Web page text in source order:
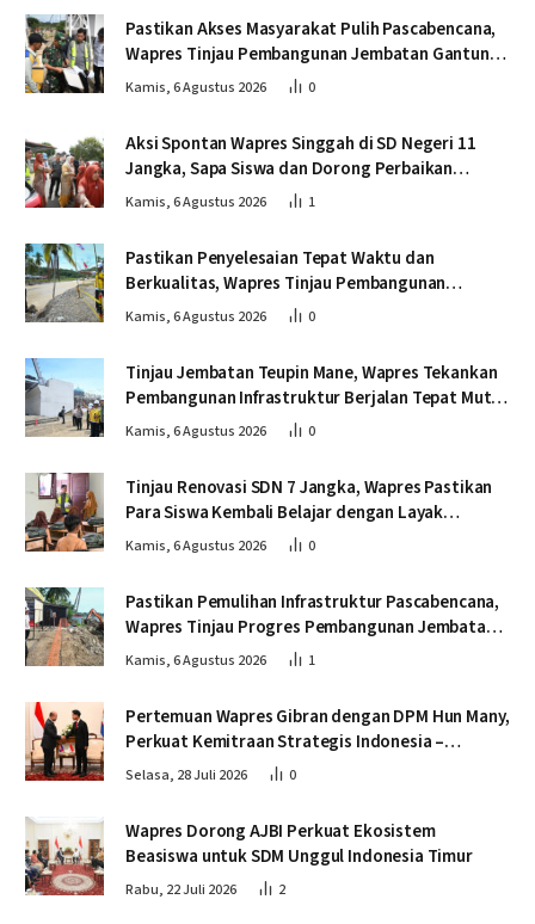
Pastikan Akses Masyarakat Pulih Pascabencana,
Wapres Tinjau Pembangunan Jembatan Gantung
Kendawi
Kamis, 6 Agustus 2026 0
Aksi Spontan Wapres Singgah di SD Negeri 11
Jangka, Sapa Siswa dan Dorong Perbaikan
Sekolah
Kamis, 6 Agustus 2026 1
Pastikan Penyelesaian Tepat Waktu dan
Berkualitas, Wapres Tinjau Pembangunan
Jembatan Lumut
Kamis, 6 Agustus 2026 0
Tinjau Jembatan Teupin Mane, Wapres Tekankan
Pembangunan Infrastruktur Berjalan Tepat Mutu
dan Tepat Waktu
Kamis, 6 Agustus 2026 0
Tinjau Renovasi SDN 7 Jangka, Wapres Pastikan
Para Siswa Kembali Belajar dengan Layak
Pascabencana
Kamis, 6 Agustus 2026 0
Pastikan Pemulihan Infrastruktur Pascabencana,
Wapres Tinjau Progres Pembangunan Jembatan
Krueng Tingkeum Bireuen
Kamis, 6 Agustus 2026 1
Pertemuan Wapres Gibran dengan DPM Hun Many,
Perkuat Kemitraan Strategis Indonesia –
Kamboja
Selasa, 28 Juli 2026 0
Wapres Dorong AJBI Perkuat Ekosistem
Beasiswa untuk SDM Unggul Indonesia Timur
Rabu, 22 Juli 2026 2